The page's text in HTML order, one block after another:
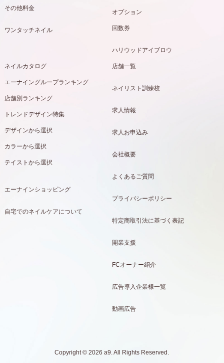
その他料金
ワンタッチネイル
オプション
回数券
ハリウッドアイブロウ
ネイルカタログ
エーナイングループランキング
店舗別ランキング
トレンドデザイン特集
デザインから選択
カラーから選択
テイストから選択
エーナインショッピング
自宅でのネイルケアについて
店舗一覧
ネイリスト訓練校
求人情報
求人お申込み
会社概要
よくあるご質問
プライバシーポリシー
特定商取引法に基づく表記
開業支援
FCオーナー紹介
広告導入企業様一覧
動画広告
Copyright © 2026 a9. All Rights Reserved.